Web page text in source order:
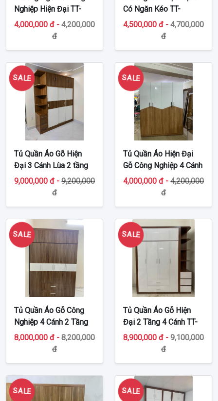
Nghiệp Hiện Đại TT-
MDF32
4,000,000 đ - 4,200,000
đ
Có Ngăn Kéo TT-
MDF348
4,500,000 đ - 4,700,000
đ
SALE
Tủ Quần Áo Gỗ Hiện
Đại 3 Cánh Lùa 2 tầng
Có Kệ Góc TT-MDF52
9,000,000 đ - 9,200,000
đ
SALE
Tủ Quần Áo Hiện Đại
Gỗ Công Nghiệp 4 Cánh
MDF42
4,000,000 đ - 4,200,000
đ
SALE
Tủ Quần Áo Gỗ Công
Nghiệp 4 Cánh 2 Tầng
TT-MDF50
8,000,000 đ - 8,200,000
đ
SALE
Tủ Quần Áo Gỗ Hiện
Đại 2 Tầng 4 Cánh TT-
MDF44
8,900,000 đ - 9,100,000
đ
SALE SALE